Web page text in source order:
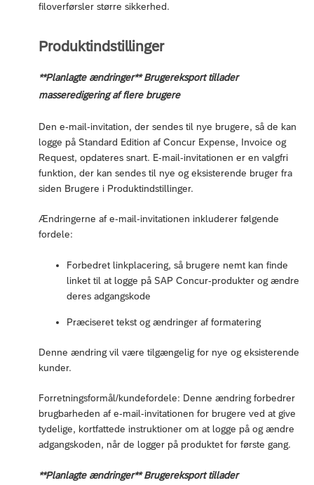
filoverførsler større sikkerhed.
Produktindstillinger
**Planlagte ændringer** Brugereksport tillader
masseredigering af flere brugere
Den e-mail-invitation, der sendes til nye brugere, så de kan
logge på Standard Edition af Concur Expense, Invoice og
Request, opdateres snart. E-mail-invitationen er en valgfri
funktion, der kan sendes til nye og eksisterende bruger fra
siden Brugere i Produktindstillinger.
Ændringerne af e-mail-invitationen inkluderer følgende
fordele:
Forbedret linkplacering, så brugere nemt kan finde
linket til at logge på SAP Concur-produkter og ændre
deres adgangskode
Præciseret tekst og ændringer af formatering
Denne ændring vil være tilgængelig for nye og eksisterende
kunder.
Forretningsformål/kundefordele: Denne ændring forbedrer
brugbarheden af e-mail-invitationen for brugere ved at give
tydelige, kortfattede instruktioner om at logge på og ændre
adgangskoden, når de logger på produktet for første gang.
**Planlagte ændringer** Brugereksport tillader